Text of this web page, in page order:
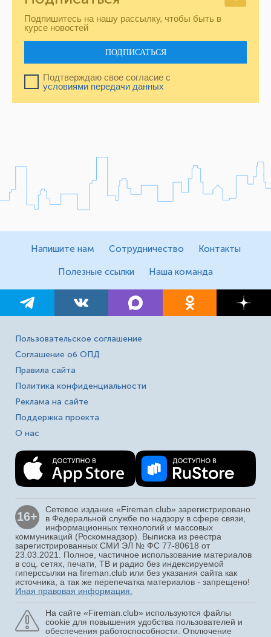
Подпишитесь на нашу рассылку, чтобы быть в
курсе новостей
ПОДПИСАТЬСЯ
Подтверждаю свое согласие с
условиями передачи данных
Напишите нам Сотрудничество Контакты
Полезные ссылки Наша команда
Пользовательское соглашение
Соглашение об ОПД
Правила сайта
Политика конфиденциальности
Реклама на сайте
Поддержка проекта
О нас
16+
Сетевое издание «Fireman.club» зарегистрировано
в Федеральной службе по надзору в сфере связи,
информационных технологий и массовых
коммуникаций (Роскомнадзор). Выписка из реестра
зарегистрированных СМИ ЭЛ № ФС 77-80618 от
23.03.2021. Полное, частичное использование материалов
в соц. сетях, печати, ТВ и радио без индексируемой
гиперссылки на fireman.club или без указания сайта как
источника, а так же перепечатка материалов - запрещено!
Иная правовая информация.
На сайте «Fireman.club» используются файлы
cookie для повышения удобства пользователей и
обеспечения работоспособности. Отключение